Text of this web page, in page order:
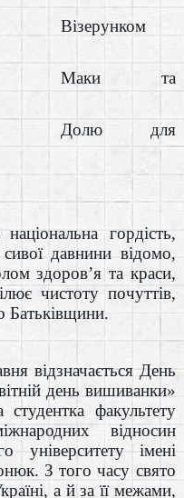
Візерунком
Маки та
Долю для
гордість,
давнини відомо,
здоров’я та краси,
чистоту почуттів,
Батьківщини.
відзначається День
день вишиванки»
факультету
відносин
університету імені
З того часу свято
а й за її межами,